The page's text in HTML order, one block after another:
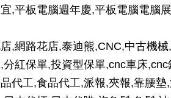
,平板電腦週年慶,平板電腦電腦
,網路花店,泰迪熊,CNC,中古機
分紅保單,投資型保單,cnc車床
代工,食品代工,派報,夾報,靠腰